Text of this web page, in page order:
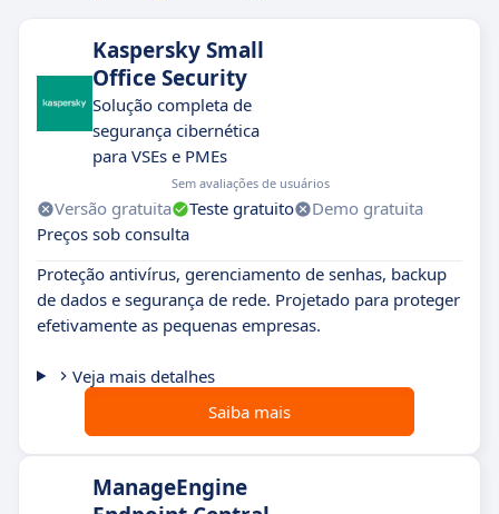
Kaspersky Small
Office Security
Solução completa de
segurança cibernética
para VSEs e PMEs
Sem avaliações de usuários
Versão gratuita Teste gratuito
Demo gratuita
Preços sob consulta
Proteção antivírus, gerenciamento de senhas, backup
de dados e segurança de rede. Projetado para proteger
efetivamente as pequenas empresas.
Veja mais detalhes
Saiba mais
ManageEngine